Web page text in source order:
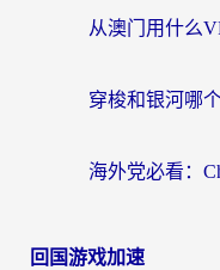
回国游戏加速